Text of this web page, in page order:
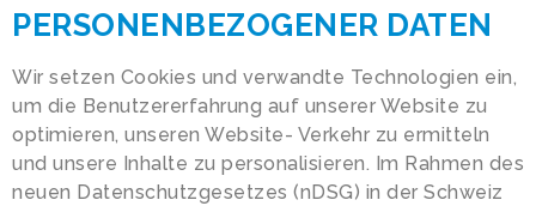
PERSONENBEZOGENER DATEN
Wir setzen Cookies und verwandte Technologien ein,
um die Benutzererfahrung auf unserer Website zu
optimieren, unseren Website- Verkehr zu ermitteln
und unsere Inhalte zu personalisieren. Im Rahmen des
neuen Datenschutzgesetzes (nDSG) in der Schweiz